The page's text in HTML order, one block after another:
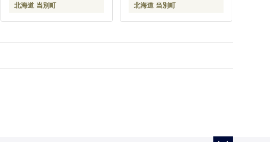
北海道 当別町 北海道 当別町